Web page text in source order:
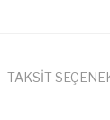
TAKSİT